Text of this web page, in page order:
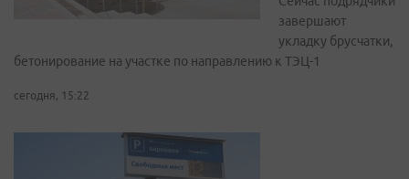
завершают
укладку брусчатки,
бетонирование на участке по направлению к ТЭЦ-1
сегодня, 15:22